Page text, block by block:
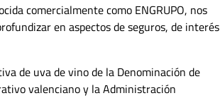
comercialmente como ENGRUPO, nos
en aspectos de seguros, de interés
de uva de vino de la Denominación de
valenciano y la Administración